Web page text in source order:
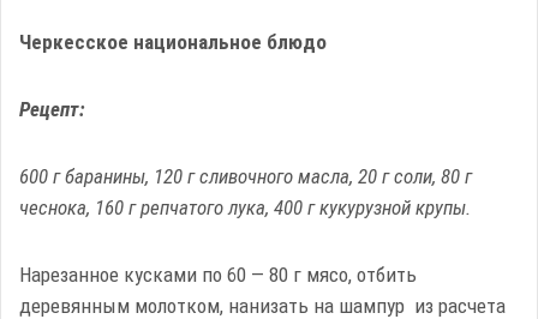
Черкесское национальное блюдо
Рецепт:
600 г баранины, 120 г сливочного масла, 20 г соли, 80 г
чеснока, 160 г репчатого лука, 400 г кукурузной крупы.
Нарезанное кусками по 60 — 80 г мясо, отбить
деревянным молотком, нанизать на шампур из расчета